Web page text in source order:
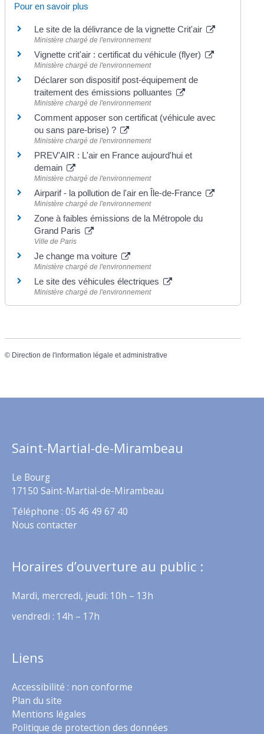
Pour en savoir plus
Le site de la délivrance de la vignette Crit'air
Ministère chargé de l'environnement
Vignette crit'air : certificat du véhicule (flyer)
Ministère chargé de l'environnement
Déclarer son dispositif post-équipement de
traitement des émissions polluantes
Ministère chargé de l'environnement
Comment apposer son certificat (véhicule avec
ou sans pare-brise) ?
Ministère chargé de l'environnement
PREV'AIR : L'air en France aujourd'hui et
demain
Ministère chargé de l'environnement
Airparif - la pollution de l'air en Île-de-France
Ministère chargé de l'environnement
Zone à faibles émissions de la Métropole du
Grand Paris
Ville de Paris
Je change ma voiture
Ministère chargé de l'environnement
Le site des véhicules électriques
Ministère chargé de l'environnement
© Direction de l'information légale et administrative
Saint-Martial-de-Mirambeau
Le Bourg
17150 Saint-Martial-de-Mirambeau
Téléphone : 05 46 49 67 40
Nous contacter
Horaires d’ouverture au public :
Mardi, mercredi, jeudi: 10h – 13h
vendredi : 14h – 17h
Liens
Accessibilité : non conforme
Plan du site
Mentions légales
Politique de protection des données